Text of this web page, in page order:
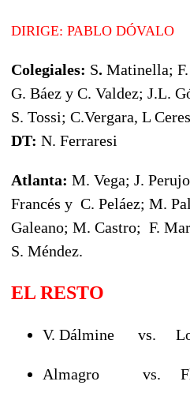
DIRIGE: PABLO DÓVALO
Colegiales: S. Matinella;
G. Báez y C. Valdez; J.L.
S. Tossi; C.Vergara, L
DT: N. Ferraresi
Atlanta: M. Vega; J.
Francés y C. Peláez; M.
Galeano; M. Castro; F.
S. Méndez.
EL RESTO
V. Dálmine vs. Los
Almagro vs.